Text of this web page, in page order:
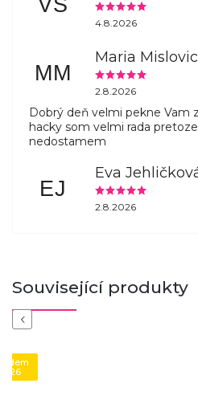
4.8.2026
MM
Maria
2.8.2026
Dobrý deň velmi pekne Vam
hacky som velmi rada
nedostamem
EJ
Eva
2.8.2026
Související produkty
Previous